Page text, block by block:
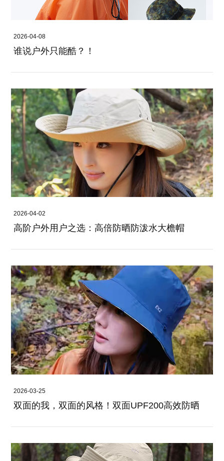
2026-04-08
谁说户外只能酷？！
2026-04-02
高阶户外用户之选：高倍防晒防泼水大檐帽
2026-03-25
双面的我，双面的风格！双面UPF200高效防晒